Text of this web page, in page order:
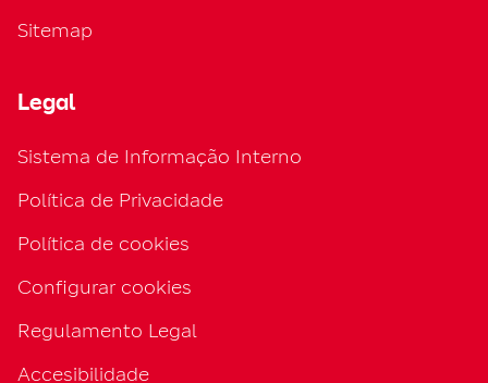
Sitemap
Legal
Sistema de Informação Interno
Política de Privacidade
Política de cookies
Configurar cookies
Regulamento Legal
Accesibilidade